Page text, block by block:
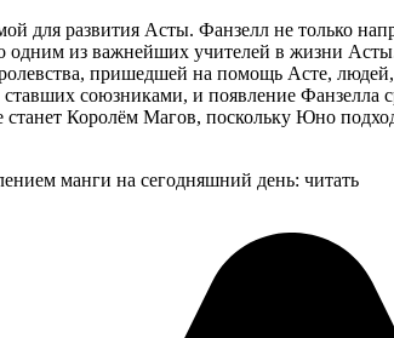
для развития Асты. Фанзелл не только
одним из важнейших учителей в жизни
пришедшей на помощь Асте,
союзниками, и появление Фанзелла
Королём Магов, поскольку Юно
манги на сегодняшний день: читать